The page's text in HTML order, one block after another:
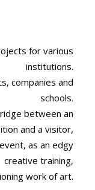
for various
institutions.
companies and
schools.
between an
and a visitor,
as an edgy
creative training,
work of art.